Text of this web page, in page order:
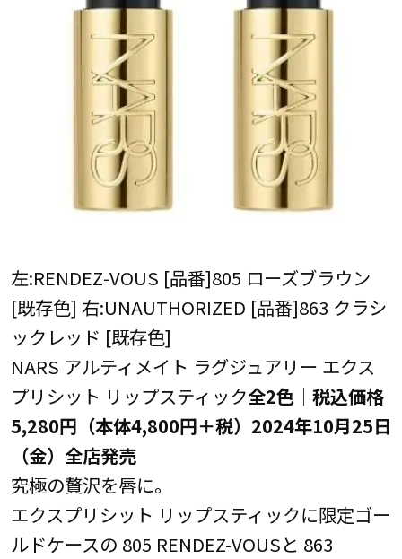
左:RENDEZ‑VOUS [品番]805 ローズブラウン
[既存色] 右:UNAUTHORIZED [品番]863 クラシ
ックレッド [既存色]
NARS アルティメイト ラグジュアリー エクス
プリシット リップスティック全2色│税込価格
5,280円（本体4,800円＋税）2024年10月25日
（金）全店発売
究極の贅沢を唇に。
エクスプリシット リップスティックに限定ゴー
ルドケースの 805 RENDEZ-VOUSと 863